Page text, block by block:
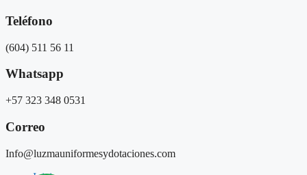
Teléfono
(604) 511 56 11
Whatsapp
+57 323 348 0531
Correo
Info@luzmauniformesydotaciones.com